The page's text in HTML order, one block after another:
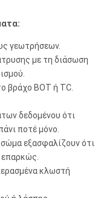
γεωτρήσεων.
με τη διάσωση
βράχο BOT ή TC.
δεδομένου ότι
ποτέ μόνο.
σώμα εξασφαλίζουν ότι
κλωστή